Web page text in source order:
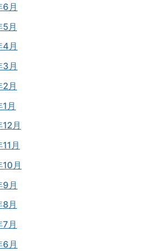
6月
月
4月
3月
月
月
月
月
月
9月
月
月
6月